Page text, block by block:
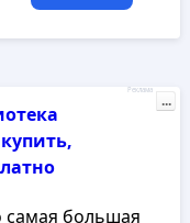
самая большая
Реклама
...